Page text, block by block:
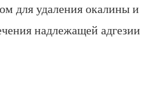
для удаления окалины и
надлежащей адгезии